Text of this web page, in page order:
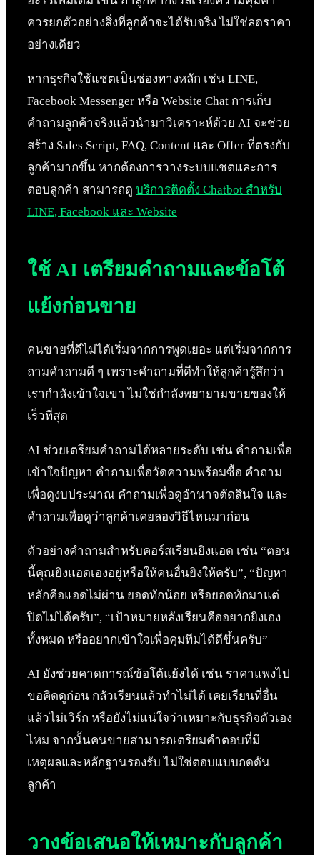
ควรยกตัวอย่างสิ่งที่ลูกค้าจะได้รับจริง ไม่ใช่ลดราคา
อย่างเดียว
หากธุรกิจใช้แชตเป็นช่องทางหลัก เช่น LINE,
Facebook Messenger หรือ Website Chat การเก็บ
คำถามลูกค้าจริงแล้วนำมาวิเคราะห์ด้วย AI จะช่วย
สร้าง Sales Script, FAQ, Content และ Offer ที่ตรงกับ
ลูกค้ามากขึ้น หากต้องการวางระบบแชตและการ
ตอบลูกค้า สามารถดู บริการติดตั้ง Chatbot สำหรับ
LINE, Facebook และ Website
ใช้ AI เตรียมคำถามและข้อโต้
แย้งก่อนขาย
คนขายที่ดีไม่ได้เริ่มจากการพูดเยอะ แต่เริ่มจากการ
ถามคำถามดี ๆ เพราะคำถามที่ดีทำให้ลูกค้ารู้สึกว่า
เรากำลังเข้าใจเขา ไม่ใช่กำลังพยายามขายของให้
เร็วที่สุด
AI ช่วยเตรียมคำถามได้หลายระดับ เช่น คำถามเพื่อ
เข้าใจปัญหา คำถามเพื่อวัดความพร้อมซื้อ คำถาม
เพื่อดูงบประมาณ คำถามเพื่อดูอำนาจตัดสินใจ และ
คำถามเพื่อดูว่าลูกค้าเคยลองวิธีไหนมาก่อน
ตัวอย่างคำถามสำหรับคอร์สเรียนยิงแอด เช่น “ตอน
นี้คุณยิงแอดเองอยู่หรือให้คนอื่นยิงให้ครับ”, “ปัญหา
หลักคือแอดไม่ผ่าน ยอดทักน้อย หรือยอดทักมาแต่
ปิดไม่ได้ครับ”, “เป้าหมายหลังเรียนคืออยากยิงเอง
ทั้งหมด หรืออยากเข้าใจเพื่อคุมทีมได้ดีขึ้นครับ”
AI ยังช่วยคาดการณ์ข้อโต้แย้งได้ เช่น ราคาแพงไป
ขอคิดดูก่อน กลัวเรียนแล้วทำไม่ได้ เคยเรียนที่อื่น
แล้วไม่เวิร์ก หรือยังไม่แน่ใจว่าเหมาะกับธุรกิจตัวเอง
ไหม จากนั้นคนขายสามารถเตรียมคำตอบที่มี
เหตุผลและหลักฐานรองรับ ไม่ใช่ตอบแบบกดดัน
ลูกค้า
วางข้อเสนอให้เหมาะกับลูกค้า